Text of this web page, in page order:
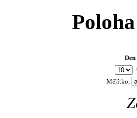
Den
Měřítko: